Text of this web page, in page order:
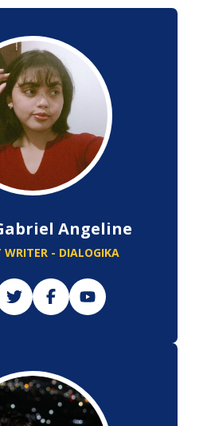
Angeline
WRITER - DIALOGIKA